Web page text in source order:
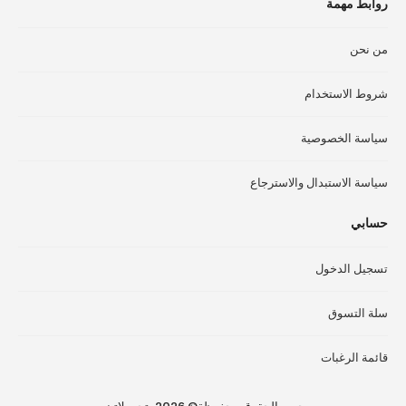
من نحن
شروط الاستخدام
سياسة الخصوصية
سياسة الاستبدال والاسترجاع
حسابي
تسجيل الدخول
سلة التسوق
قائمة الرغبات